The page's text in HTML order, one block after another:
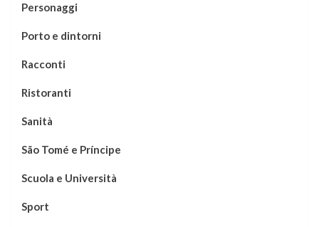
Personaggi
Porto e dintorni
Racconti
Ristoranti
Sanità
São Tomé e Príncipe
Scuola e Università
Sport